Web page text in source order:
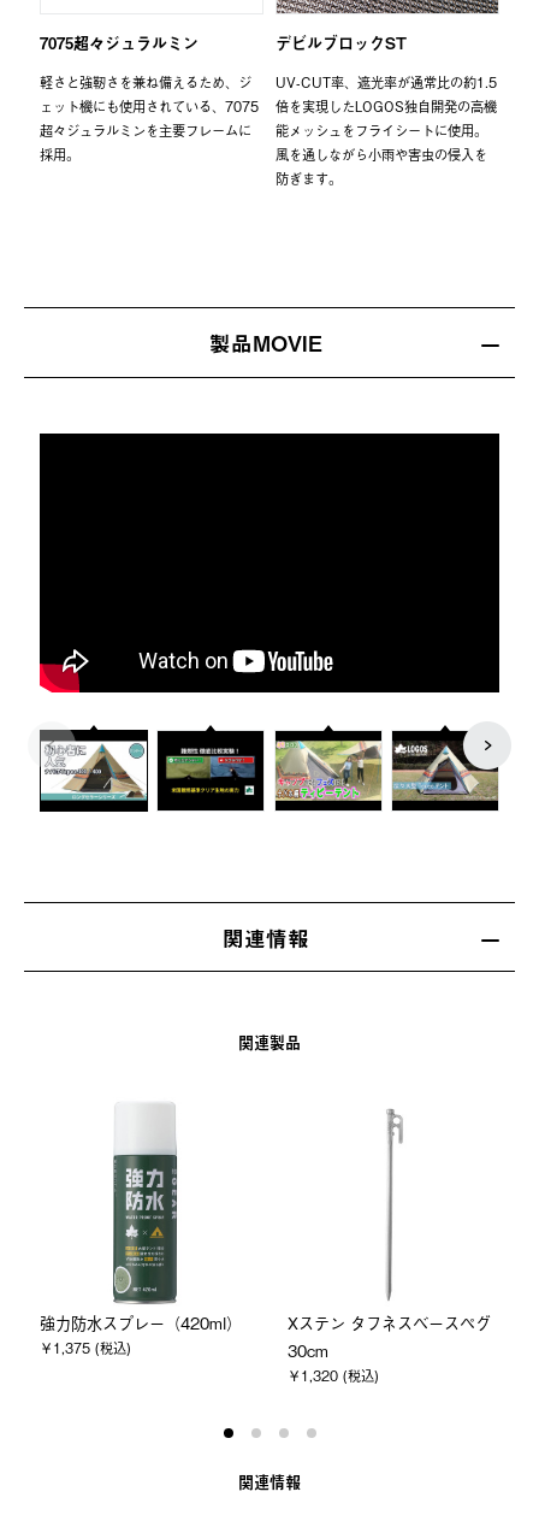
7075超々ジュラルミン
軽さと強靭さを兼ね備えるため、ジ
ェット機にも使用されている、7075
超々ジュラルミンを主要フレームに
採用。
デビルブロックST
UV-CUT率、遮光率が通常比の約1.5
倍を実現したLOGOS独自開発の高機
能メッシュをフライシートに使用。
風を通しながら小雨や害虫の侵入を
防ぎます。
製品MOVIE
関連情報
関連製品
強力防水スプレー（420ml）
￥1,375 (税込)
Xステン タフネスベースペグ
30cm
￥1,320 (税込)
関連情報